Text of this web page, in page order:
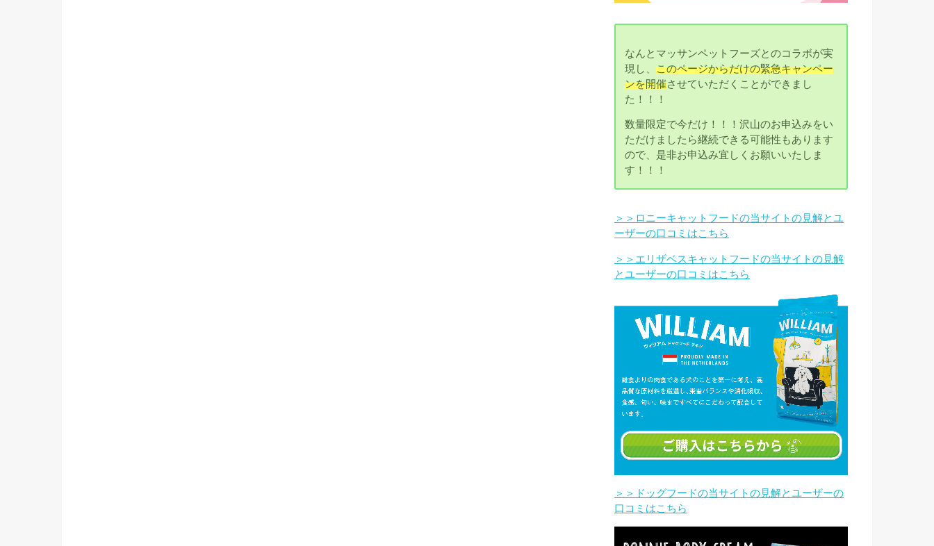
なんとマッサンペットフーズとのコラボが実
現し、このページからだけの緊急キャンペー
ンを開催させていただくことができまし
た！！！
数量限定で今だけ！！！沢山のお申込みをい
ただけましたら継続できる可能性もあります
ので、是非お申込み宜しくお願いいたしま
す！！！
＞＞ロニーキャットフードの当サイトの見解とユ
ーザーの口コミはこちら
＞＞エリザベスキャットフードの当サイトの見解
とユーザーの口コミはこちら
＞＞ドッグフードの当サイトの見解とユーザーの
口コミはこちら